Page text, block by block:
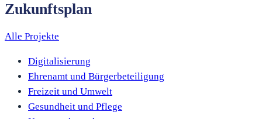
Zukunftsplan
Alle Projekte
Digitalisierung
Ehrenamt und Bürgerbeteiligung
Freizeit und Umwelt
Gesundheit und Pflege